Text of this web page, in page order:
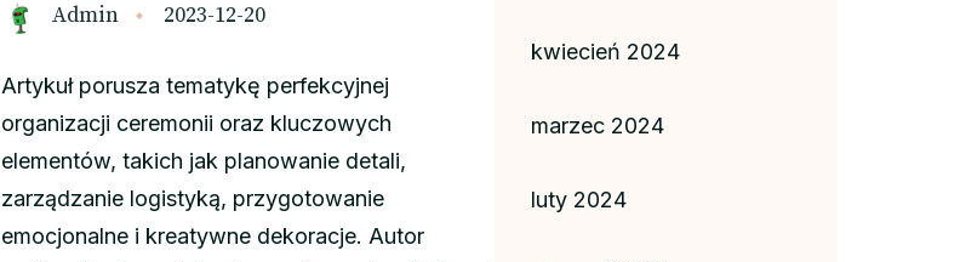
Admin 2023-12-20
Artykuł porusza tematykę perfekcyjnej
organizacji ceremonii oraz kluczowych
elementów, takich jak planowanie detali,
zarządzanie logistyką, przygotowanie
emocjonalne i kreatywne dekoracje. Autor
kwiecień 2024
marzec 2024
luty 2024